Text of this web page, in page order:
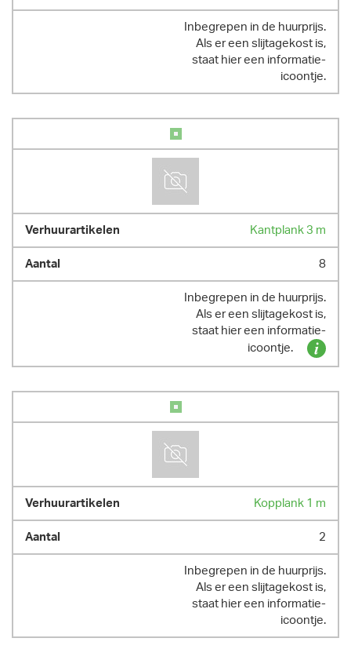
Inbegrepen in de huurprijs.
Als er een slijtagekost is,
staat hier een informatie-
icoontje.
Kantplank 3 m
8
Inbegrepen in de huurprijs.
Als er een slijtagekost is,
staat hier een informatie-
icoontje.
Kopplank 1 m
2
Inbegrepen in de huurprijs.
Als er een slijtagekost is,
staat hier een informatie-
icoontje.